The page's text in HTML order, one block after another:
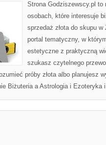
Strona Godziszewscy.pl
osobach, które interesuje
sprzedaż złota do skupu
portal tematyczny, w
estetyczne z praktyczną
szukasz czytelnego
próby złota albo planujesz
Biżuteria a Astrologia i